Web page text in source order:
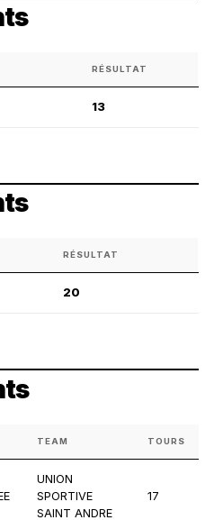
RÉSULTAT
13
RÉSULTAT
20
TEAM TOURS
UNION
SPORTIVE
SAINT ANDRE
17